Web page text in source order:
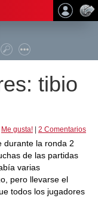
tibio
Me gusta! 2 Comentarios
durante la ronda 2
de las partidas
varias
pero llevarse el
todos los jugadores